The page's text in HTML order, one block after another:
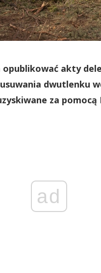
akty
dwutlenku
za pomocą
ad